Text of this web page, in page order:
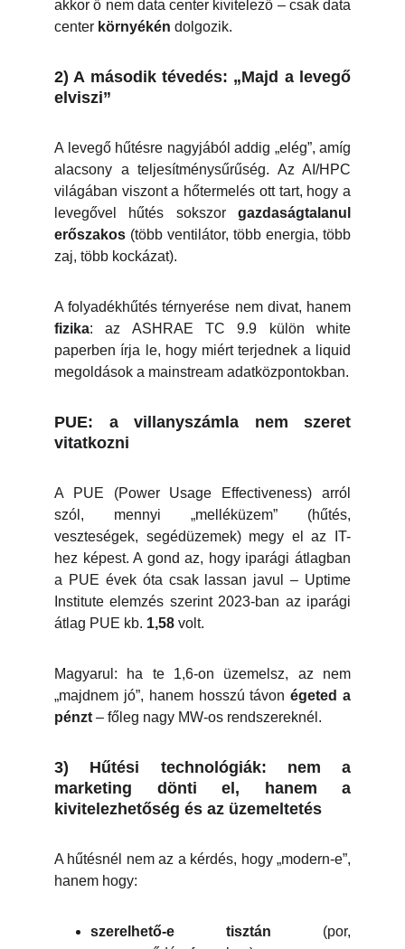
akkor ő nem data center kivitelező – csak data
center környékén dolgozik.
2) A második tévedés: „Majd a levegő
elviszi”
A levegő hűtésre nagyjából addig „elég”, amíg
alacsony a teljesítménysűrűség. Az AI/HPC
világában viszont a hőtermelés ott tart, hogy a
levegővel hűtés sokszor gazdaságtalanul
erőszakos (több ventilátor, több energia, több
zaj, több kockázat).
A folyadékhűtés térnyerése nem divat, hanem
fizika: az ASHRAE TC 9.9 külön white
paperben írja le, hogy miért terjednek a liquid
megoldások a mainstream adatközpontokban.
PUE: a villanyszámla nem szeret
vitatkozni
A PUE (Power Usage Effectiveness) arról
szól, mennyi „melléküzem” (hűtés,
veszteségek, segédüzemek) megy el az IT-
hez képest. A gond az, hogy iparági átlagban
a PUE évek óta csak lassan javul – Uptime
Institute elemzés szerint 2023-ban az iparági
átlag PUE kb. 1,58 volt.
Magyarul: ha te 1,6-on üzemelsz, az nem
„majdnem jó”, hanem hosszú távonégeted a
pénzt – főleg nagy MW-os rendszereknél.
3) Hűtési technológiák: nem a
marketing dönti el, hanem a
kivitelezhetőség és az üzemeltetés
A hűtésnél nem az a kérdés, hogy „modern-e”,
hanem hogy:
szerelhető-e tisztán (por,